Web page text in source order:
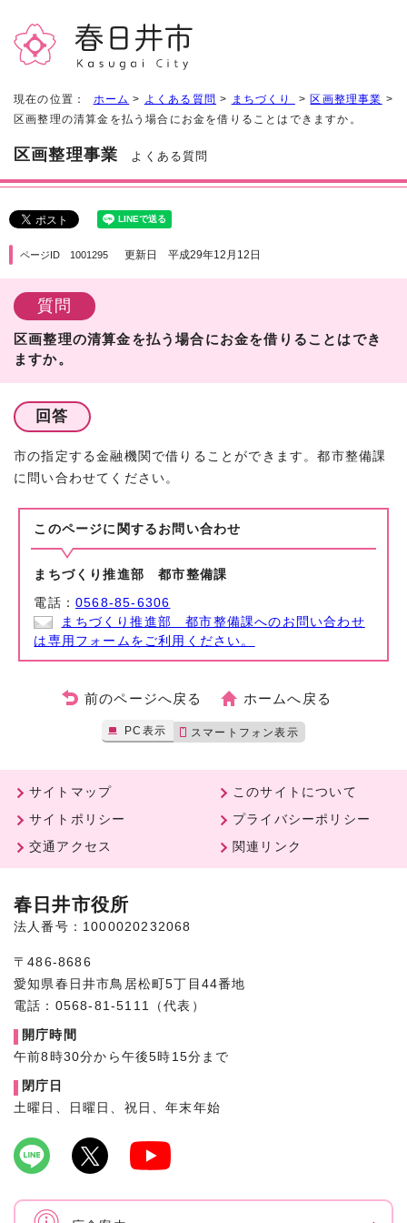
現在の位置： ホーム > よくある質問 > まちづくり >区画整理事業 >
区画整理の清算金を払う場合にお金を借りることはできますか。
区画整理事業 よくある質問
ページID 1001295 更新日 平成29年12月12日
質問
区画整理の清算金を払う場合にお金を借りることはでき
ますか。
回答
市の指定する金融機関で借りることができます。都市整備課
に問い合わせてください。
このページに関する お問い合わせ
まちづくり推進部 都市整備課
電話：0568-85-6306
まちづくり推進部 都市整備課へのお問い合わせ
は専用フォームをご利用ください。
前のページへ戻る ホームへ戻る
PC表示 スマートフォン表示
サイトマップ
このサイトについて
サイトポリシー
プライバシーポリシー
交通アクセス
関連リンク
春日井市役所
法人番号：1000020232068
〒486-8686
愛知県春日井市鳥居松町5丁目44番地
電話：0568-81-5111（代表）
開庁時間
午前8時30分から午後5時15分まで
閉庁日
土曜日、日曜日、祝日、年末年始